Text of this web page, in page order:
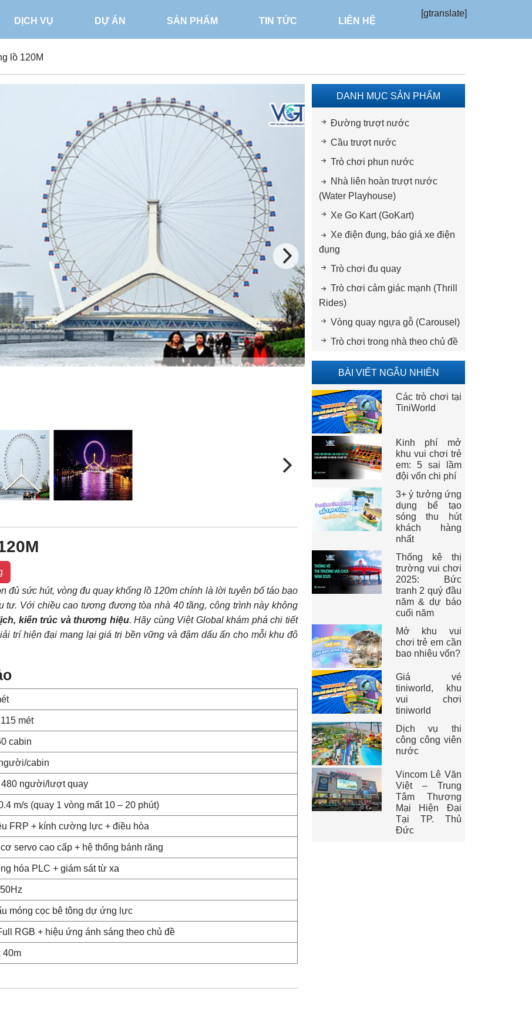
DỊCH VỤ DỰ ÁN SẢN PHẨM TIN TỨC LIÊN HỆ
[gtranslate]
lồ 120M
đủ sức hút, vòng đu quay khổng lồ 120m chính là lời tuyên bố táo bạo
tư. Với chiều cao tương đương tòa nhà 40 tầng, công trình này không
kiến trúc và thương hiệu. Hãy cùng Việt Global khám phá chi tiết
trí hiện đại mang lại giá trị bền vững và đậm dấu ấn cho mỗi khu đô
mét
cabin
cabin
480 người/lượt quay
m/s (quay 1 vòng mất 10 – 20 phút)
FRP + kính cường lực + điều hòa
servo cao cấp + hệ thống bánh răng
hóa PLC + giám sát từ xa
móng cọc bê tông dự ứng lực
RGB + hiệu ứng ánh sáng theo chủ đề
40m
DANH MỤC SẢN PHẨM
Đường trượt nước
Cầu trượt nước
Trò chơi phun nước
Nhà liên hoàn trượt nước
(Water Playhouse)
Xe Go Kart (GoKart)
Xe điện đụng, báo giá xe điện
đụng
Trò chơi đu quay
Trò chơi cảm giác mạnh (Thrill
Rides)
Vòng quay ngựa gỗ (Carousel)
Trò chơi trong nhà theo chủ đề
BÀI VIẾT NGẪU NHIÊN
Các trò chơi tại
TiniWorld
Kinh phí mở
khu vui chơi trẻ
em: 5 sai lầm
đội vốn chi phí
3+ ý tưởng ứng
dụng bể tạo
sóng thu hút
khách hàng
nhất
Thống kê thị
trường vui chơi
2025: Bức
tranh 2 quý đầu
năm & dự báo
cuối năm
Mở khu vui
chơi trẻ em cần
bao nhiêu vốn?
Giá vé
tiniworld, khu
vui chơi
tiniworld
Dịch vụ thi
công công viên
nước
Vincom Lê Văn
Việt – Trung
Tâm Thương
Mại Hiện Đại
Tại TP. Thủ
Đức